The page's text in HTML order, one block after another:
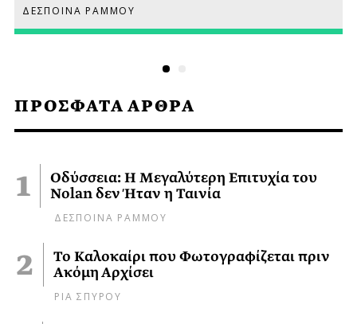
ΠΡΟΣΦΑΤΑ ΑΡΘΡΑ
Οδύσσεια: Η Μεγαλύτερη Επιτυχία του
Nolan δεν Ήταν η Ταινία
ΔΕΣΠΟΙΝΑ ΡΑΜΜΟΥ
Το Καλοκαίρι που Φωτογραφίζεται πριν
Ακόμη Αρχίσει
ΡΙΑ ΣΠΥΡΟΥ
ΔΕΣΠΟΙΝΑ ΡΑΜΜΟΥ